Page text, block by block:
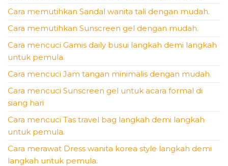
Cara memutihkan Sandal wanita tali dengan mudah.
Cara memutihkan Sunscreen gel dengan mudah.
Cara mencuci Gamis daily busui langkah demi langkah
untuk pemula.
Cara mencuci Jam tangan minimalis dengan mudah.
Cara mencuci Sunscreen gel untuk acara formal di
siang hari
Cara mencuci Tas travel bag langkah demi langkah
untuk pemula.
Cara merawat Dress wanita korea style langkah demi
langkah untuk pemula.